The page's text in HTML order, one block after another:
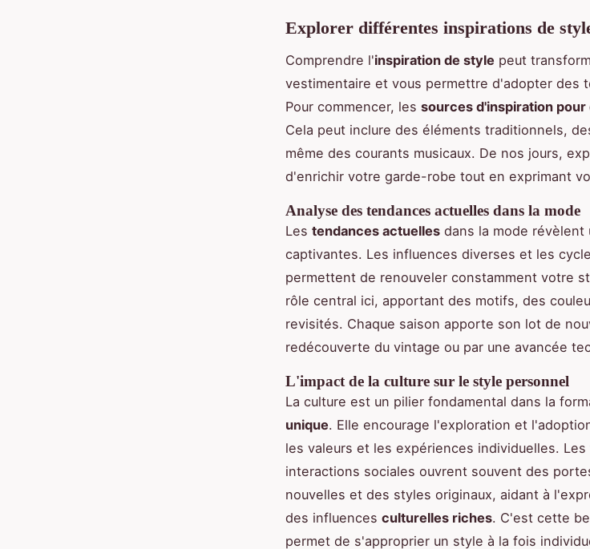
Explorer différentes inspirations de
Comprendre l'inspiration de style peut
vestimentaire et vous permettre d'adopter des
Pour commencer, les sources d'inspiration
Cela peut inclure des éléments traditionnels,
même des courants musicaux. De nos jours,
d'enrichir votre garde-robe tout en exprimant
Analyse des tendances actuelles dans la mode
Les tendances actuelles dans la mode
captivantes. Les influences diverses et les
permettent de renouveler constamment votre
rôle central ici, apportant des motifs, des
revisités. Chaque saison apporte son lot de
redécouverte du vintage ou par une avancée
L'impact de la culture sur le style personnel
La culture est un pilier fondamental dans la
unique. Elle encourage l'exploration et
les valeurs et les expériences individuelles.
interactions sociales ouvrent souvent des
nouvelles et des styles originaux, aidant à
des influences culturelles riches. C'est cette
permet de s'approprier un style à la fois